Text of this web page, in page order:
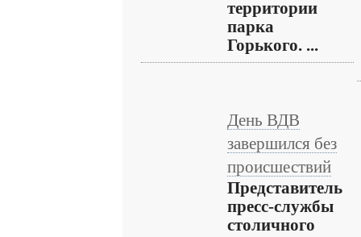
территории
парка
Горького. ...
День ВДВ
завершился без
происшествий
Представитель
пресс-службы
столичного